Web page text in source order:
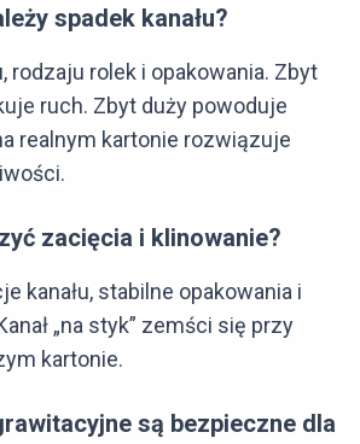
spadek kanału?
rodzaju rolek i opakowania. Zbyt
ruch. Zbyt duży powoduje
realnym kartonie rozwiązuje
zacięcia i klinowanie?
kanału, stabilne opakowania i
„na styk” zemści się przy
kartonie.
są bezpieczne dla